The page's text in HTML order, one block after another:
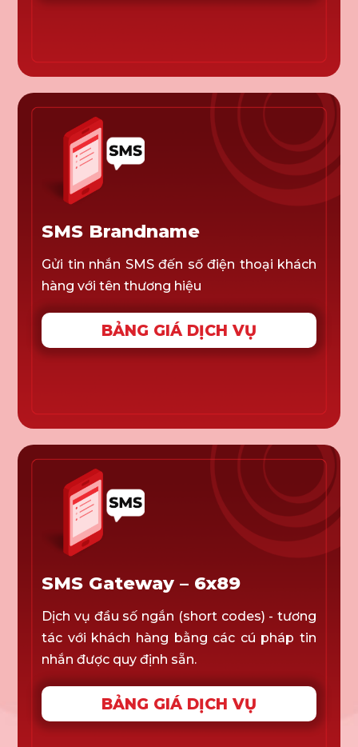
SMS Brandname
Gửi tin nhắn SMS đến số điện thoại khách
hàng với tên thương hiệu
BẢNG GIÁ DỊCH VỤ
SMS Gateway – 6x89
Dịch vụ đầu số ngắn (short codes) - tương
tác với khách hàng bằng các cú pháp tin
nhắn được quy định sẵn.
BẢNG GIÁ DỊCH VỤ